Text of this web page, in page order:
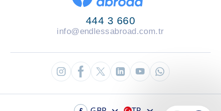
444 3 660
info@endlessabroad.com.tr